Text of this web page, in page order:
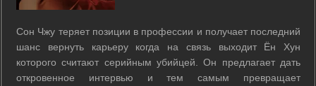
Сон Чжу теряет позиции в профессии и получает последний
шанс вернуть карьеру когда на связь выходит Ён Хун
которого считают серийным убийцей. Он предлагает дать
откровенное интервью и тем самым превращает